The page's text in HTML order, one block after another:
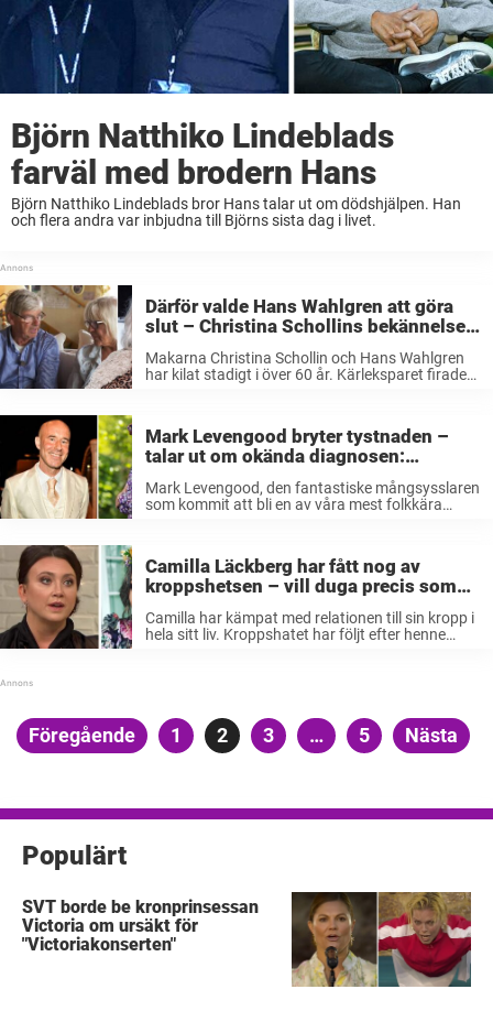
Björn Natthiko Lindeblads
farväl med brodern Hans
Björn Natthiko Lindeblads bror Hans talar ut om dödshjälpen. Han
och flera andra var inbjudna till Björns sista dag i livet.
Därför valde Hans Wahlgren att göra
slut – Christina Schollins bekännelse
Makarna Christina Schollin och Hans Wahlgren
har kilat stadigt i över 60 år. Kärleksparet firade
Mark Levengood bryter tystnaden –
talar ut om okända diagnosen:
Mark Levengood, den fantastiske mångsysslaren
som kommit att bli en av våra mest folkkära
Camilla Läckberg har fått nog av
kroppshetsen – vill duga precis som
Camilla har kämpat med relationen till sin kropp i
hela sitt liv. Kroppshatet har följt efter henne
Sidnumrering
Föregående Sida
1 Sida
2 Sida
3 … Sida
5 Nästa
Populärt
SVT borde be kronprinsessan
Victoria om ursäkt för
"Victoriakonserten"